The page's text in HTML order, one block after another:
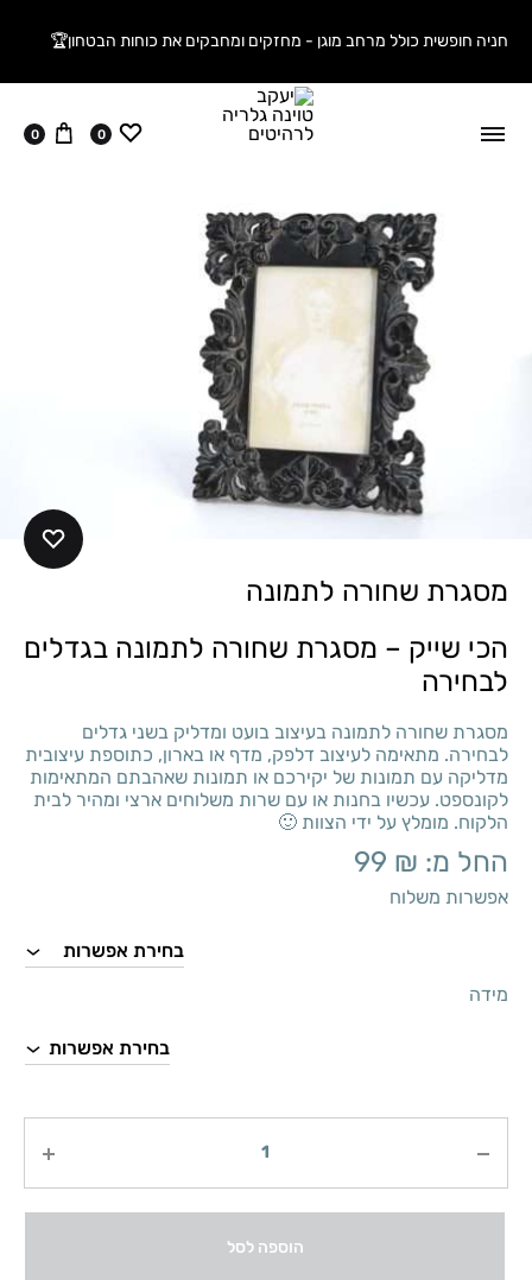
חניה חופשית כולל מרחב מוגן - מחזקים ומחבקים את כוחות הבטחון🏆
ווישליסט
0 עגלה
0
מסגרת שחורה לתמונה
הכי שייק – מסגרת שחורה לתמונה בגדלים
לבחירה
מסגרת שחורה לתמונה בעיצוב בועט ומדליק בשני גדלים
לבחירה. מתאימה לעיצוב דלפק, מדף או בארון, כתוספת עיצובית
מדליקה עם תמונות של יקירכם או תמונות שאהבתם המתאימות
לקונספט. עכשיו בחנות או עם שרות משלוחים ארצי ומהיר לבית
הלקוח. מומלץ על ידי הצוות 🙂
החל מ: 99 ₪
אפשרות משלוח
מידה
הוספה לסל